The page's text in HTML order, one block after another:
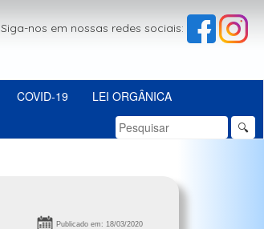
Siga-nos em nossas redes sociais:
COVID-19
LEI ORGÂNICA
🔍
Publicado em: 18/03/2020